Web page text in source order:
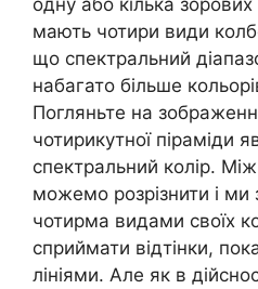
мають чотири види
що спектральний
набагато більше
Погляньте на
чотирикутної піраміди
спектральний колір.
можемо розрізнити і
чотирма видами своїх
сприймати відтінки,
лініями. Але як в